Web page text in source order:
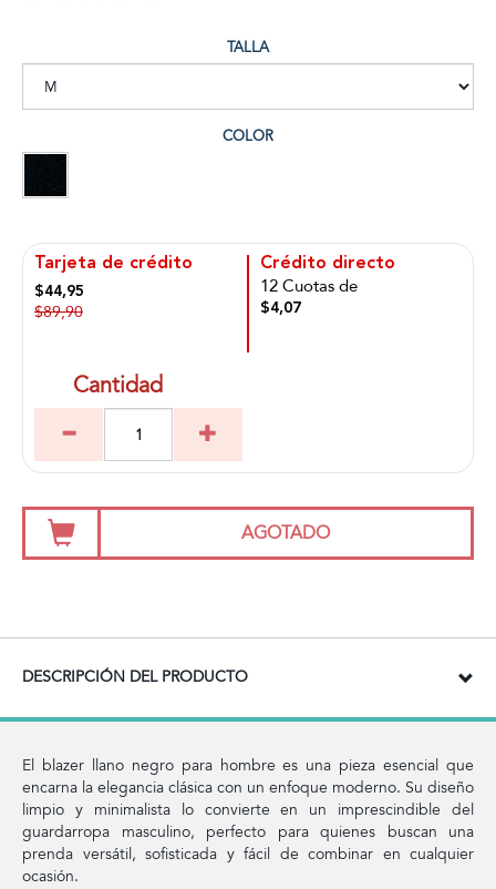
TALLA
COLOR
Tarjeta de crédito
$44,95
$89,90
Crédito directo
12 Cuotas de
$4,07
Cantidad
AGOTADO
DESCRIPCIÓN DEL PRODUCTO
El blazer llano negro para hombre es una pieza esencial que
encarna la elegancia clásica con un enfoque moderno. Su diseño
limpio y minimalista lo convierte en un imprescindible del
guardarropa masculino, perfecto para quienes buscan una
prenda versátil, sofisticada y fácil de combinar en cualquier
ocasión.